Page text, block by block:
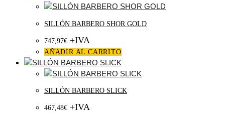
SILLÓN BARBERO SHOR GOLD
747,97€ +IVA
AÑADIR AL CARRITO
SILLÓN BARBERO SLICK
467,48€ +IVA